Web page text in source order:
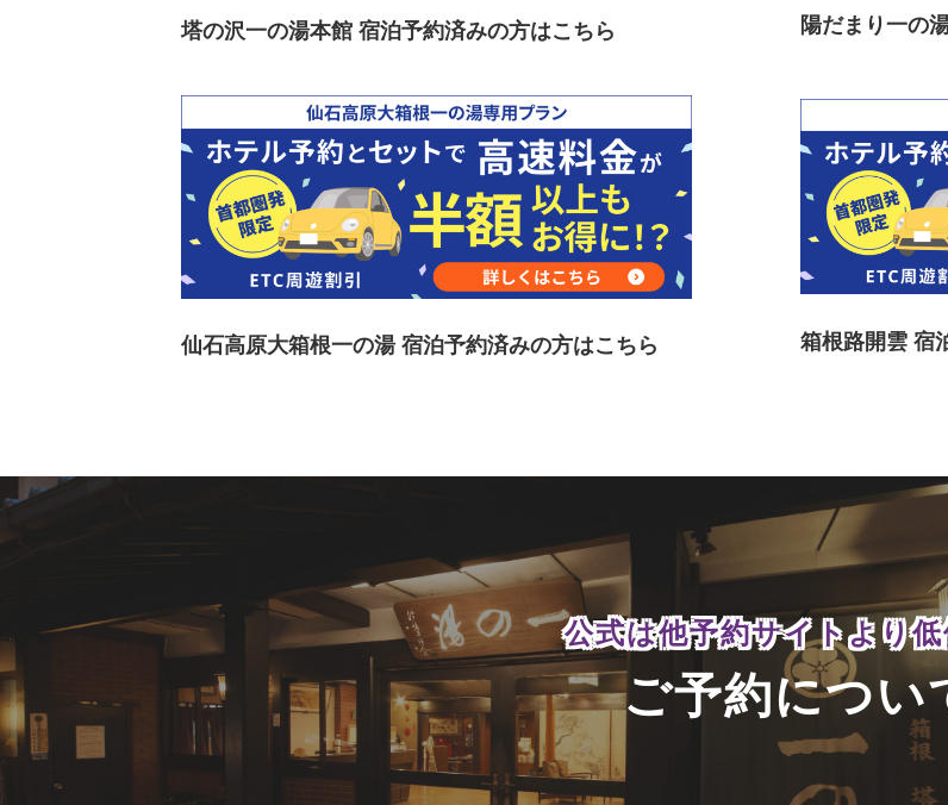
塔の沢一の湯本館 宿泊予約済みの方はこちら 陽だまり一の
仙石高原大箱根一の湯 宿泊予約済みの方はこちら 箱根路開雲 宿
公式は他予約サイトより
ご予約につい